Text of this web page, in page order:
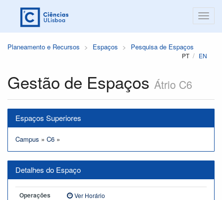
Planeamento e Recursos Espaços Pesquisa de Espaços
PT EN
Gestão de Espaços Átrio C6
Espaços Superiores
Campus » C6 »
Detalhes do Espaço
Operações Ver Horário